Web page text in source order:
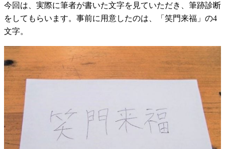
今回は、実際に筆者が書いた文字を見ていただき、筆跡診断
をしてもらいます。事前に用意したのは、「笑門来福」の4
文字。